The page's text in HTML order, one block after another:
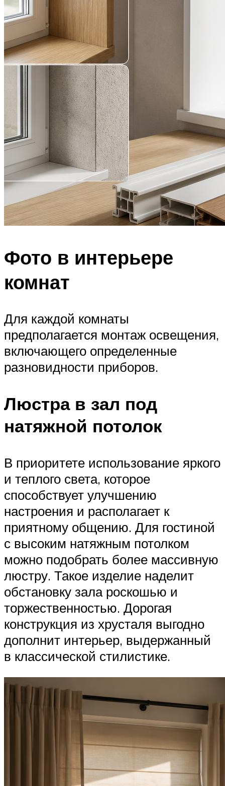
Фото в интерьере
комнат
Для каждой комнаты
предполагается монтаж освещения,
включающего определенные
разновидности приборов.
Люстра в зал под
натяжной потолок
В приоритете использование яркого
и теплого света, которое
способствует улучшению
настроения и располагает к
приятному общению. Для гостиной
с высоким натяжным потолком
можно подобрать более массивную
люстру. Такое изделие наделит
обстановку зала роскошью и
торжественностью. Дорогая
конструкция из хрусталя выгодно
дополнит интерьер, выдержанный
в классической стилистике.